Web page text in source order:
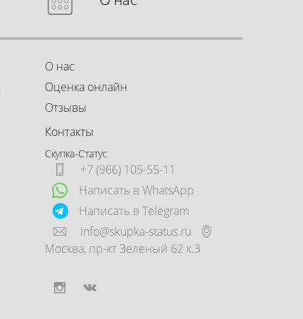
О нас
Оценка онлайн
Отзывы
Контакты
Скупка-Статус
+7 (966) 105-55-11
Написать в WhatsApp
Написать в Telegram
info@skupka-status.ru
Москва, пр-кт Зеленый 62 к.3